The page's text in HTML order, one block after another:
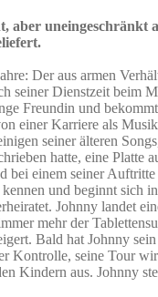
aber uneingeschränkt
Der aus armen
seiner Dienstzeit beim
Freundin und
einer Karriere als
seiner älteren
hatte, eine Platte
bei einem seiner
und beginnt sich
Johnny landet
mehr der
Bald hat Johnny
Kontrolle, seine Tour
Kindern aus. Johnny